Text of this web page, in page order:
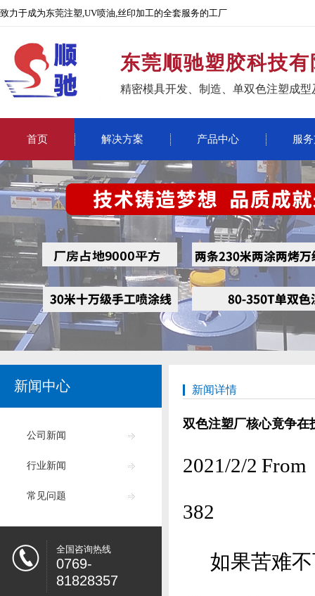
致力于成为东莞注塑,UV喷油,丝印加工的全套服务的工厂
东莞顺驰塑胶科技
精密模具开发、制造、单双色注塑成
首页 解决方案 产品中心 服
新闻中心
公司新闻
行业新闻
常见问题
全国咨询热线
0769-
81828357
新闻详情
双色注塑厂核心竟争在
2021/2/2
382
如果苦难不